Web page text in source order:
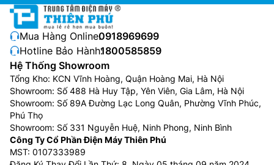
Điều hòa tủ đứng Funiki 1 chiều FC100MCC
– Vận hành êm ái, độ bền cao
Được sản xuất trên dây chuyền hiện đại và nhập khẩu
nguyên chiếc từ Malaysia, điều hòa tủ đứngFuniki
FC100MCC có độ ồn thấp, đem đến khả năng vận
hành êm ái, tiết kiệm điện năng. An tâm tận hưởng
hiệu suất bền bỉ trước mọi thách thức về môi trường.
Mua Hàng Online:0918969699
Hotline Bảo Hành:1800585859
Hệ Thống Showroom
Tổng Kho: KCN Vĩnh Hoàng, Quận Hoàng Mai, Hà Nội
Showroom: Số 488 Hà Huy Tập, Yên Viên, Gia Lâm, Hà Nội
Showroom: Số 89A Đường Lạc Long Quân, Phường Vĩnh Phúc,
Phú Thọ
Showroom: Số 331 Nguyễn Huệ, Ninh Phong, Ninh Bình
Công Ty Cổ Phần Điện Máy Thiên Phú
MST: 0107333989